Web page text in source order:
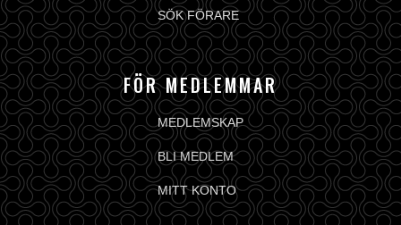
SÖK FÖRARE
FÖR MEDLEMMAR
MEDLEMSKAP
BLI MEDLEM
MITT KONTO